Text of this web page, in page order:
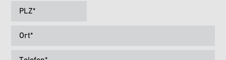
PLZ*
Ort*
Telefon